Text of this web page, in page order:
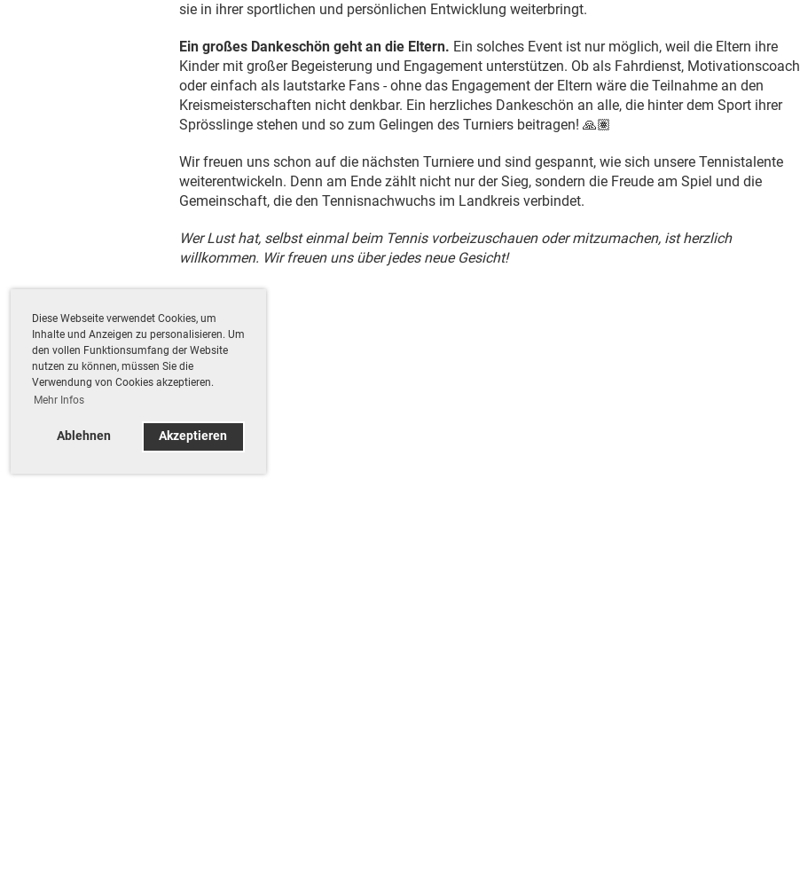
Diese Webseite verwendet Cookies, um
Inhalte und Anzeigen zu personalisieren. Um
den vollen Funktionsumfang der Website
nutzen zu können, müssen Sie die
Verwendung von Cookies akzeptieren.
Mehr Infos
Ablehnen Akzeptieren
sie in ihrer sportlichen und persönlichen Entwicklung weiterbringt.
Ein großes Dankeschön geht an die Eltern. Ein solches Event ist nur möglich, weil die Eltern ihre
Kinder mit großer Begeisterung und Engagement unterstützen. Ob als Fahrdienst, Motivationscoach
oder einfach als lautstarke Fans - ohne das Engagement der Eltern wäre die Teilnahme an den
Kreismeisterschaften nicht denkbar. Ein herzliches Dankeschön an alle, die hinter dem Sport ihrer
Sprösslinge stehen und so zum Gelingen des Turniers beitragen! 🙏🏽
Wir freuen uns schon auf die nächsten Turniere und sind gespannt, wie sich unsere Tennistalente
weiterentwickeln. Denn am Ende zählt nicht nur der Sieg, sondern die Freude am Spiel und die
Gemeinschaft, die den Tennisnachwuchs im Landkreis verbindet.
Wer Lust hat, selbst einmal beim Tennis vorbeizuschauen oder mitzumachen, ist herzlich
willkommen. Wir freuen uns über jedes neue Gesicht!